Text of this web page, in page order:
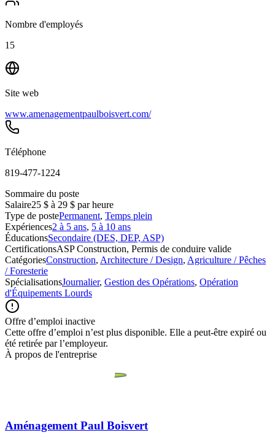
Nombre d'employés
15
Site web
www.amenagementpaulboisvert.com/
Téléphone
819-477-1224
Sommaire du poste
Salaire25 $ à 29 $ par heure
Type de postePermanent, Temps plein
Expériences2 à 5 ans, 5 à 10 ans
ÉducationsSecondaire (DES, DEP, ASP)
CertificationsASP Construction, Permis de conduire valide
CatégoriesConstruction, Architecture / Design, Agriculture / Pêches
/ Foresterie
SpécialisationsJournalier, Gestion des Opérations, Opération
d'Équipements Lourds
Offre d’emploi inactive
Cette offre d’emploi n’est plus disponible. Elle a peut-être expiré ou
été retirée par l’employeur.
À propos de l'entreprise
Aménagement Paul Boisvert